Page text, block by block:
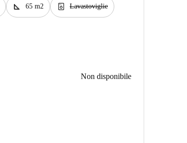
square_foot 65 m2 dishwasher_gen Lavastoviglie
Non disponibile